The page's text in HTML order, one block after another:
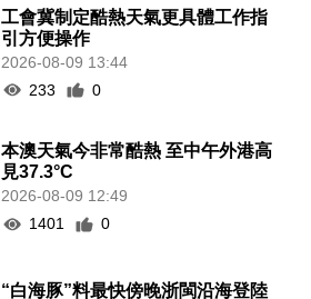
工會冀制定酷熱天氣更具體工作指
引方便操作
2026-08-09 13:44
233
0
本澳天氣今非常酷熱 至中午外港高
見37.3°C
2026-08-09 12:49
1401
0
“白海豚”料最快傍晚浙閩沿海登陸